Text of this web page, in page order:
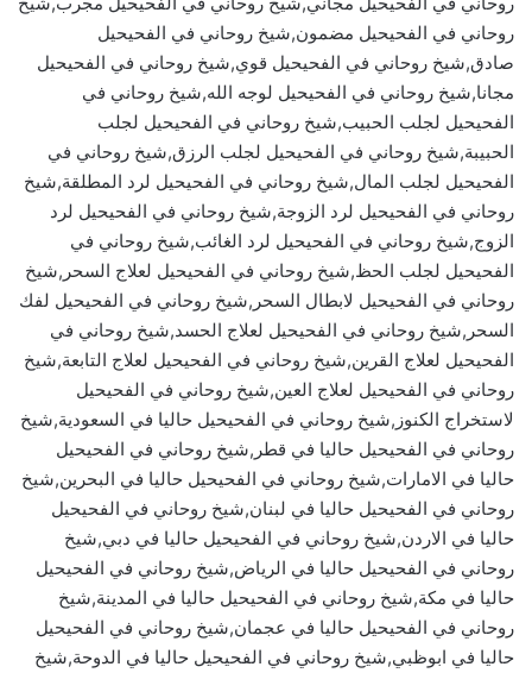
روحاني في الفحيحيل مضمون,شيخ روحاني في الفحيحيل
صادق,شيخ روحاني في الفحيحيل قوي,شيخ روحاني في الفحيحيل
مجانا,شيخ روحاني في الفحيحيل لوجه الله,شيخ روحاني في
الفحيحيل لجلب الحبيب,شيخ روحاني في الفحيحيل لجلب
الحبيبة,شيخ روحاني في الفحيحيل لجلب الرزق,شيخ روحاني في
الفحيحيل لجلب المال,شيخ روحاني في الفحيحيل لرد المطلقة,شيخ
روحاني في الفحيحيل لرد الزوجة,شيخ روحاني في الفحيحيل لرد
الزوج,شيخ روحاني في الفحيحيل لرد الغائب,شيخ روحاني في
الفحيحيل لجلب الحظ,شيخ روحاني في الفحيحيل لعلاج السحر,شيخ
روحاني في الفحيحيل لابطال السحر,شيخ روحاني في الفحيحيل لفك
السحر,شيخ روحاني في الفحيحيل لعلاج الحسد,شيخ روحاني في
الفحيحيل لعلاج القرين,شيخ روحاني في الفحيحيل لعلاج التابعة,شيخ
روحاني في الفحيحيل لعلاج العين,شيخ روحاني في الفحيحيل
لاستخراج الكنوز,شيخ روحاني في الفحيحيل حاليا في السعودية,شيخ
روحاني في الفحيحيل حاليا في قطر,شيخ روحاني في الفحيحيل
حاليا في الامارات,شيخ روحاني في الفحيحيل حاليا في البحرين,شيخ
روحاني في الفحيحيل حاليا في لبنان,شيخ روحاني في الفحيحيل
حاليا في الاردن,شيخ روحاني في الفحيحيل حاليا في دبي,شيخ
روحاني في الفحيحيل حاليا في الرياض,شيخ روحاني في الفحيحيل
حاليا في مكة,شيخ روحاني في الفحيحيل حاليا في المدينة,شيخ
روحاني في الفحيحيل حاليا في عجمان,شيخ روحاني في الفحيحيل
حاليا في ابوظبي,شيخ روحاني في الفحيحيل حاليا في الدوحة,شيخ